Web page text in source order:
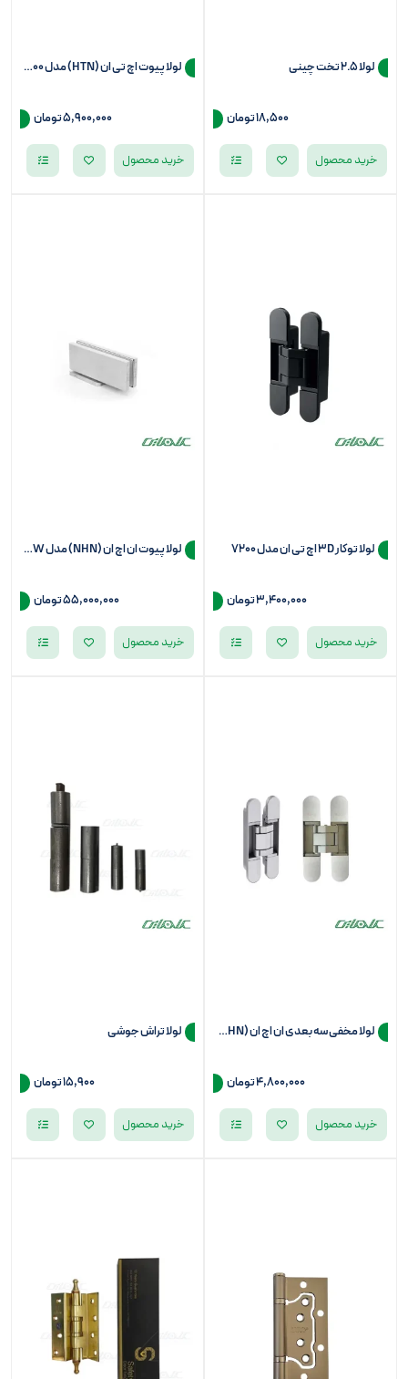
لولا 2.5 تخت چینی
18,500تومان
خرید محصول
لولا پیوت اچ تی ان (HTN) مدل HP2000
5,900,000تومان
خرید محصول
لولا توکار 3D اچ تی ان مدل 7200
3,400,000 تومان
خرید محصول
لولا پیوت ان اچ ان (NHN) مدل PDC100W (استوپر درب)
55,000,000تومان
خرید محصول
لولا مخفی سه بعدی ان اچ ان (NHN) مدل KCH-40
4,800,000 تومان
خرید محصول
لولا تراش جوشی
15,900 تومان
خرید محصول